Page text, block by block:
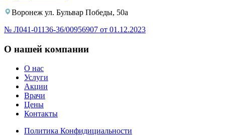
Воронеж ул. Бульвар Победы, 50а
№ Л041-01136-36/00956907 от 01.12.2023
О нашей компании
О нас
Услуги
Акции
Врачи
Цены
Контакты
Политика Конфидициальности